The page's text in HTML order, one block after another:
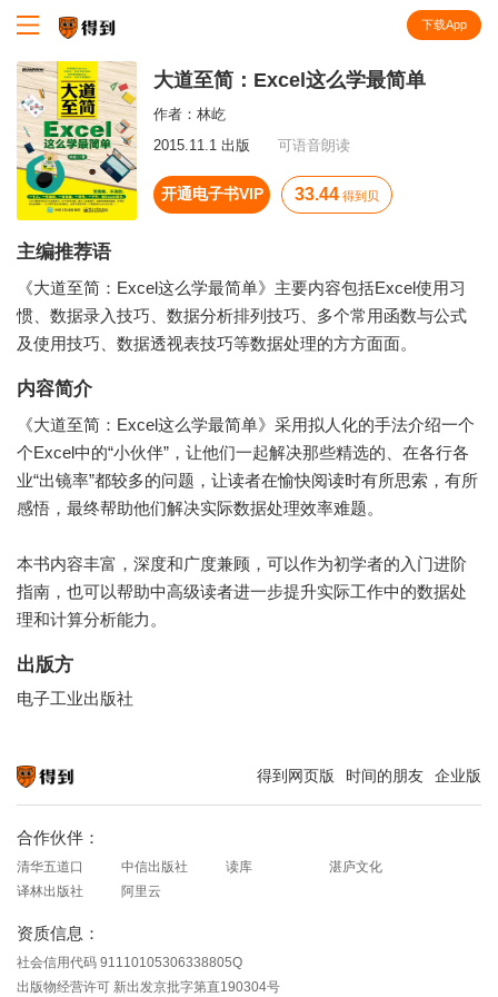
下载App
大道至简：Excel这么学最简单
作者： 林屹
2015.11.1 出版
可语音朗读
开通电子书VIP 33.44 得到贝
主编推荐语
《大道至简：Excel这么学最简单》主要内容包括Excel使用习
惯、数据录入技巧、数据分析排列技巧、多个常用函数与公式
及使用技巧、数据透视表技巧等数据处理的方方面面。
内容简介
《大道至简：Excel这么学最简单》采用拟人化的手法介绍一个
个Excel中的“小伙伴”，让他们一起解决那些精选的、在各行各
业“出镜率”都较多的问题，让读者在愉快阅读时有所思索，有所
感悟，最终帮助他们解决实际数据处理效率难题。
本书内容丰富，深度和广度兼顾，可以作为初学者的入门进阶
指南，也可以帮助中高级读者进一步提升实际工作中的数据处
理和计算分析能力。
出版方
电子工业出版社
得到网页版 时间的朋友 企业版
合作伙伴：
清华五道口 中信出版社 读库
湛庐文化
译林出版社
阿里云
资质信息：
社会信用代码 91110105306338805Q
出版物经营许可 新出发京批字第直190304号